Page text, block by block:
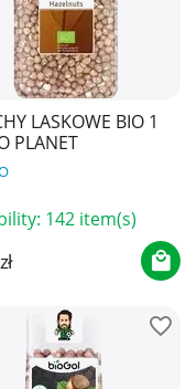
LASKOWE BIO 1
PLANET
142 item(s)
zł